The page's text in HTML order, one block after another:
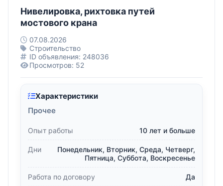
Нивелировка, рихтовка путей
мостового крана
07.08.2026
Строительство
ID объявления: 248036
Просмотров: 52
Характеристики
Прочее
Опыт работы 10 лет и больше
Дни
Понедельник, Вторник, Среда, Четверг,
Пятница, Суббота, Воскресенье
Работа по договору Да